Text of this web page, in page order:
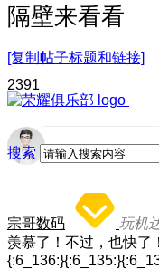
搜索
隔壁来看看
[复制帖子标题和链接]
2391
宗哥数码 玩机
羡慕了！不过，也快了